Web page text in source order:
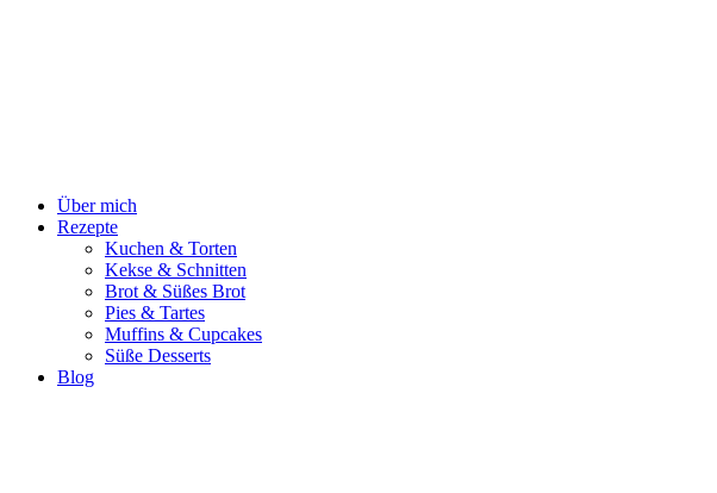
Über mich
Rezepte
Kuchen & Torten
Kekse & Schnitten
Brot & Süßes Brot
Pies & Tartes
Muffins & Cupcakes
Süße Desserts
Blog